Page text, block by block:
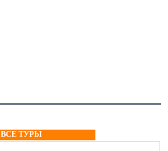
ВСЕ ТУРЫ